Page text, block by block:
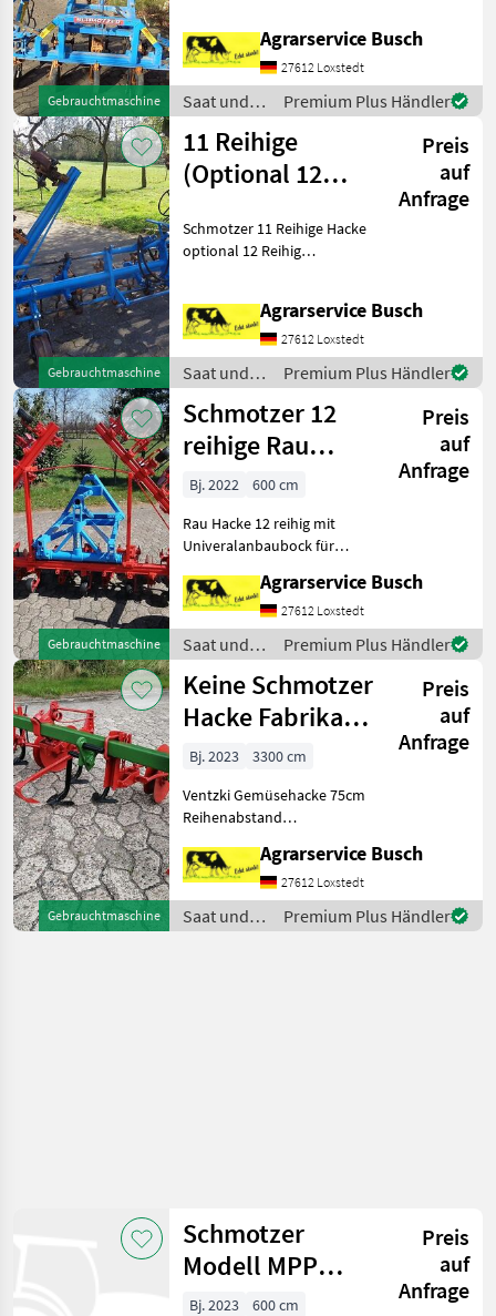
Gebrauchtmaschine
Israel!!!!!!!!!!!!!!!!!!!!
Alternativ sind aber ander
Agrarservice Busch
27612 Loxstedt
Saat und
Pflege /
Schmotzer
Premium Plus Händler
Gebrauchtmaschine
11 Reihige
(Optional 12
Heckhac
Preis
auf
Anfrage
Schmotzer 11 Reihige Hacke
optional 12 Reihig
möglich Der Platz an der
Sonne mit dem Pilotensitz
Exaktsteuerung b
Agrarservice Busch
27612 Loxstedt
Saat und
Pflege /
Schmotzer
Premium Plus Händler
Gebrauchtmaschine
Schmotzer 12
reihige Rau
Fronthackemit
Weiste Akkord
Schne
Preis
auf
Anfrage
Bj. 2022
600 cm
Rau Hacke 12 reihig mit
Univeralanbaubock für
Zwischenachsanbau
Großvolumige Stützräder
zur Geräteentlastung Rau
12 reihige Fronthacke Kein
Sc
Agrarservice Busch
27612 Loxstedt
Saat und
Pflege /
Schmotzer
Premium Plus Händler
Gebrauchtmaschine
Keine Schmotzer
Hacke Fabrikat
Ventzki
Rahmenbre
Preis
auf
Anfrage
Bj. 2023
3300 cm
Ventzki Gemüsehacke 75cm
Reihenabstand
Gleitkufen Wartungsfrei
Kulturschutzscheiben
Stützräder zur
Geräteabstützung Bis zu
Agrarservice Busch
27612 Loxstedt
Saat und
Pflege /
Premium Plus Händler
Schmotzer
Modell MPP
Mehrzweckparallelogramm
Preis
auf
Anfrage
Bj. 2023
600 cm